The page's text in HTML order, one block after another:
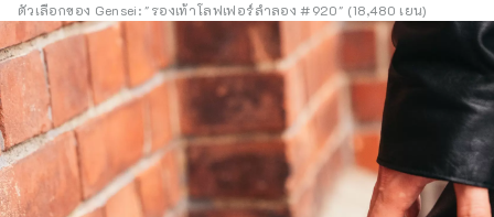
ตัวเลือกของ Gensei: "รองเท้าโลฟเฟอร์ลำลอง #920" (18,480 เยน)